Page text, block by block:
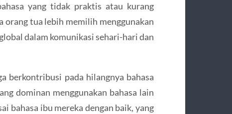
yang tidak praktis atau kurang
orang tua lebih memilih menggunakan
dalam komunikasi sehari-hari dan
berkontribusi pada hilangnya bahasa
dominan menggunakan bahasa lain
bahasa ibu mereka dengan baik, yang